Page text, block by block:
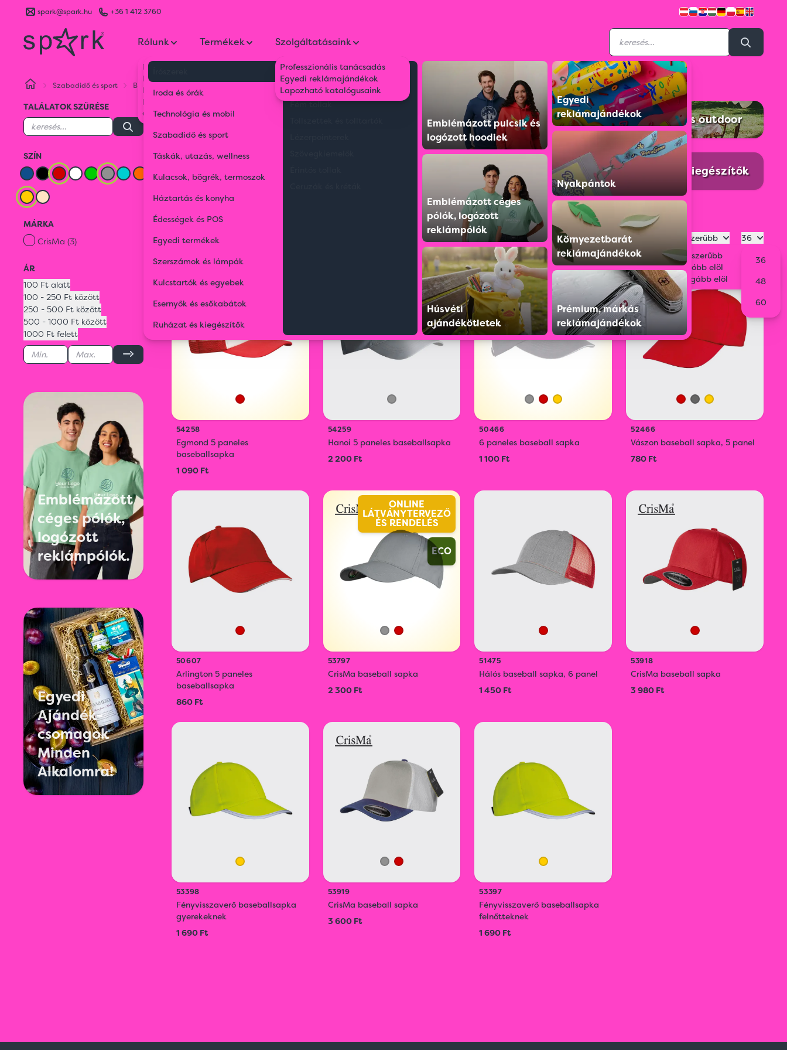
spark@spark.hu +36 1 412 3760
Rólunk
Kik vagyunk
Kapcsolat
Blog
Karrier
Gyakran Ismételt Kérdések
Termékek
Iroda és órák
Technológia és mobil
Szabadidő és sport
Táskák, utazás, wellness
Kulacsok, bögrék, termoszok
Háztartás és konyha
Édességek és POS
Egyedi termékek
Szerszámok és lámpák
Kulcstartók és egyebek
Esernyők és esőkabátok
Ruházat és kiegészítők
Környezetbarát tollak
Műanyag tollak
Fém tollak
Emblémázott pulcsik és
logózott hoodiek
Emblémázott céges
pólók, logózott
reklámpólók
Húsvéti
ajándékötletek
Egyedi
reklámajándékok
Nyakpántok
Környezetbarát
reklámajándékok
Prémium, márkás
reklámajándékok
Szolgáltatásaink
Professzionális tanácsadás
Egyedi reklámajándékok
Lapozható katalógusaink
Szabadidő és sport Baseball sapkák Sárga
TALÁLATOK SZŰRÉSE
SZÍN
MÁRKA
CrisMa (3)
ÁR
100 Ft alatt
100 - 250 Ft között
250 - 500 Ft között
500 - 1000 Ft között
1000 Ft felett
Emblémázott
céges pólók,
logózott
reklámpólók.
Egyedi
Ajándék-
csomagok
Minden
Alkalomra!
Baseball sapkák Napszemüvegek Sport kellékek Piknik és outdoor
Játékok Biciklis kiegészítők Kisállat kiegészítők
Piros
Legnépszerűbb
Legnépszerűbb
Legolcsóbb elöl
Legdrágább elöl
36
36
48
60
LÁTVÁNYTERVEZŐ
54258
Egmond 5 paneles
baseballsapka
1 090 Ft
ÚJ
54259
Hanoi 5 paneles baseballsapka
2 200 Ft
ONLINE
LÁTVÁNYTERVEZŐ
ÉS RENDELÉS
50466
6 paneles baseball sapka
1 100 Ft
52466
Vászon baseball sapka, 5 panel
780 Ft
50607
Arlington 5 paneles
baseballsapka
860 Ft
ONLINE
LÁTVÁNYTERVEZŐ
ÉS RENDELÉS
ECO
53797
CrisMa baseball sapka
2 300 Ft
51475
Hálós baseball sapka, 6 panel
1 450 Ft
53918
CrisMa baseball sapka
3 980 Ft
53398
Fényvisszaverő baseballsapka
gyerekeknek
1 690 Ft
53919
CrisMa baseball sapka
3 600 Ft
53397
Fényvisszaverő baseballsapka
felnőtteknek
1 690 Ft